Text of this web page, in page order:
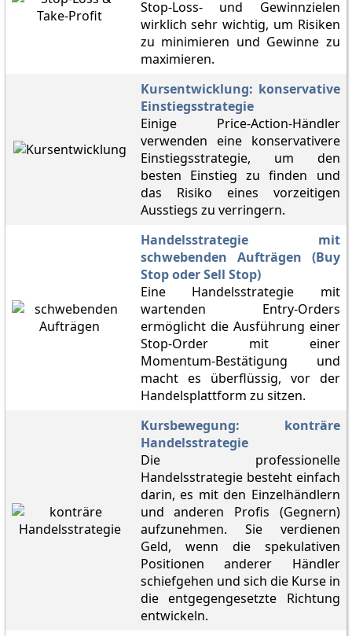
Stop-Loss- und Gewinnzielen
wirklich sehr wichtig, um Risiken
zu minimieren und Gewinne zu
maximieren.
Kursentwicklung: konservative
Einstiegsstrategie
Einige Price-Action-Händler
verwenden eine konservativere
Einstiegsstrategie, um den
besten Einstieg zu finden und
das Risiko eines vorzeitigen
Ausstiegs zu verringern.
Handelsstrategie mit
schwebenden Aufträgen (Buy
Stop oder Sell Stop)
Eine Handelsstrategie mit
wartenden Entry-Orders
ermöglicht die Ausführung einer
Stop-Order mit einer
Momentum-Bestätigung und
macht es überflüssig, vor der
Handelsplattform zu sitzen.
Kursbewegung: konträre
Handelsstrategie
Die professionelle
Handelsstrategie besteht einfach
darin, es mit den Einzelhändlern
und anderen Profis (Gegnern)
aufzunehmen. Sie verdienen
Geld, wenn die spekulativen
Positionen anderer Händler
schiefgehen und sich die Kurse in
die entgegengesetzte Richtung
entwickeln.